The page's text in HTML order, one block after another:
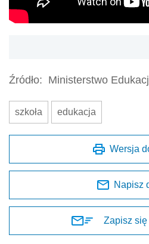
Źródło: Ministerstwo
szkoła edukacja
Wersja
Napisz
Zapisz